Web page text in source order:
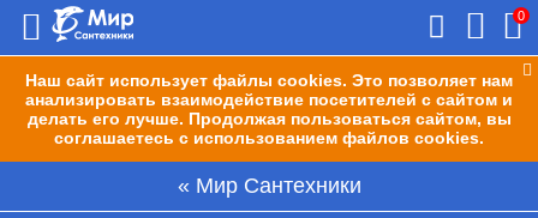
Наш сайт использует файлы cookies. Это позволяет нам
анализировать взаимодействие посетителей с сайтом и
делать его лучше. Продолжая пользоваться сайтом, вы
соглашаетесь с использованием файлов cookies.
0
Мир Сантехники